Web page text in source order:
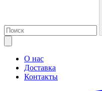
О нас
Доставка
Контакты